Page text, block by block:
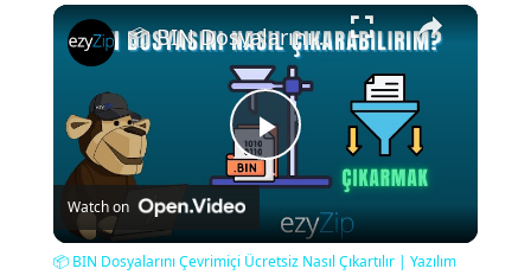
×
Play
Video
📦 BIN Dosyalarını Çevrimiçi Ücretsiz Nasıl Çıkartılır | Yazılım Kurulumu Gerekmez
Watch on
📦 BIN Dosyalarını Çevrimiçi Ücretsiz Nasıl Çıkartılır | Yazılım